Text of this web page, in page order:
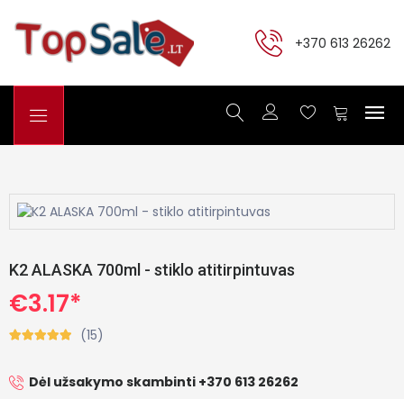
+370 613 26262
K2 ALASKA 700ml - stiklo atitirpintuvas
€3.17*
(15)
Dėl užsakymo skambinti +370 613 26262